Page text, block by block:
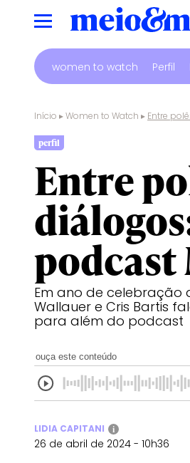
women to watch Perfil
Início ▸Women to Watch ▸ Entre
perfil
Entre
Em ano de celebração
Wallauer e Cris Bartis
para além do podcast
ouça este conteúdo
LIDIA CAPITANI i
26 de abril de 2024 - 10h36